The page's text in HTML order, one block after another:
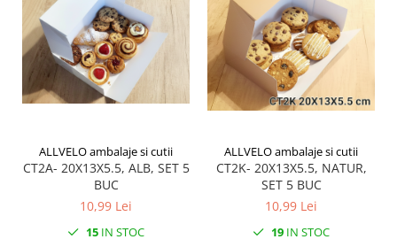
ALLVELO ambalaje si cutii
CT2A- 20X13X5.5, ALB, SET 5
BUC
10,99 Lei
15 IN STOC
ALLVELO ambalaje si cutii
CT2K- 20X13X5.5, NATUR,
SET 5 BUC
10,99 Lei
19 IN STOC